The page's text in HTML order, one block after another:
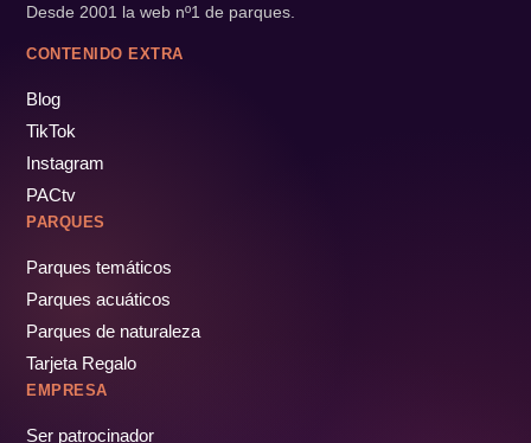
Desde 2001 la web nº1 de parques.
CONTENIDO EXTRA
Blog
TikTok
Instagram
PACtv
PARQUES
Parques temáticos
Parques acuáticos
Parques de naturaleza
Tarjeta Regalo
EMPRESA
Ser patrocinador